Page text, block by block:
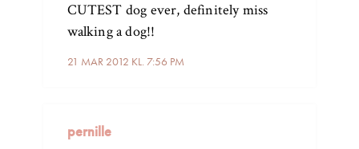
21 MAR 2012 KL. 7:56 PM
CUTEST dog ever, definitely miss
walking a dog!!
pernille